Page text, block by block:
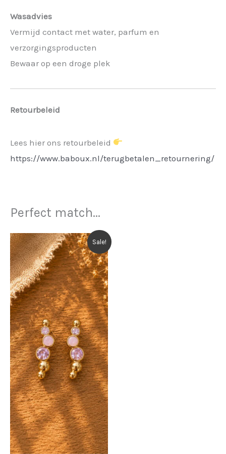
Wasadvies
Vermijd contact met water, parfum en
verzorgingsproducten
Bewaar op een droge plek
Retourbeleid
Lees hier ons retourbeleid
https://www.baboux.nl/terugbetalen_retournering/
Perfect match...
Sale!